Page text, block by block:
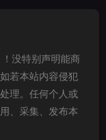
没特别声明能商
若本站内容侵犯
理。任何个人或
、采集、发布本